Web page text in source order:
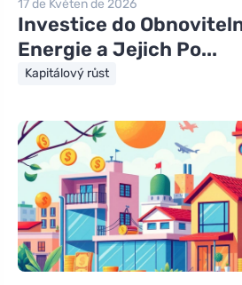
17 de Květen de 2026
Investice do
Energie a Jejich Po...
Kapitálový růst